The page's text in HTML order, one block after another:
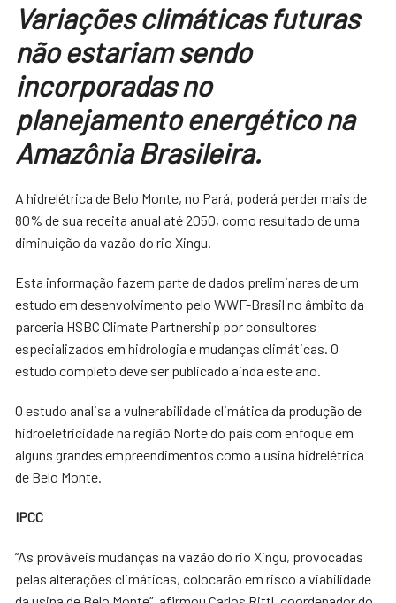
Variações climáticas futuras
não estariam sendo
incorporadas no
planejamento energético na
Amazônia Brasileira.
A hidrelétrica de Belo Monte, no Pará, poderá perder mais de
80% de sua receita anual até 2050, como resultado de uma
diminuição da vazão do rio Xingu.
Esta informação fazem parte de dados preliminares de um
estudo em desenvolvimento pelo WWF-Brasil no âmbito da
parceria HSBC Climate Partnership por consultores
especializados em hidrologia e mudanças climáticas. O
estudo completo deve ser publicado ainda este ano.
O estudo analisa a vulnerabilidade climática da produção de
hidroeletricidade na região Norte do país com enfoque em
alguns grandes empreendimentos como a usina hidrelétrica
de Belo Monte.
IPCC
“As prováveis mudanças na vazão do rio Xingu, provocadas
pelas alterações climáticas, colocarão em risco a viabilidade